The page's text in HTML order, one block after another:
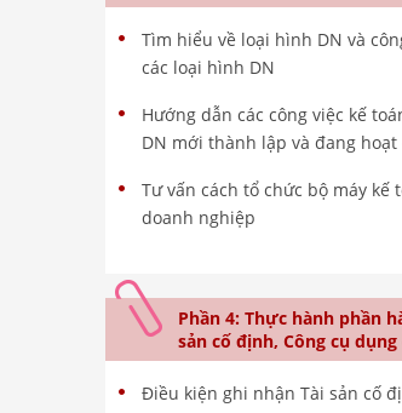
Tìm hiểu về loại hình DN và
các loại hình DN
Hướng dẫn các công việc kế
DN mới thành lập và đang hoạt
Tư vấn cách tổ chức bộ máy kế
doanh nghiệp
Phần 4: Thực hành phần
sản cố định, Công cụ dụng
Điều kiện ghi nhận Tài sản cố